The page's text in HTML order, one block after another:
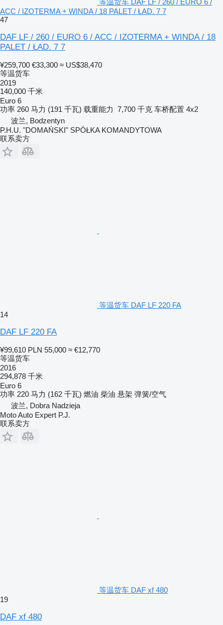
等温货车 DAF LF / 260 / EURO 6 /
ACC / IZOTERMA + WINDA / 18 PALET / ŁAD. 7 7
47
DAF LF / 260 / EURO 6 / ACC / IZOTERMA + WINDA / 18
PALET / ŁAD. 7 7
¥259,700 €33,300 ≈ US$38,470
等温货车
2019
140,000 千米
Euro 6
功率 260 马力 (191 千瓦) 载重能力 7,700 千克 车桥配置 4x2
波兰, Bodzentyn
P.H.U. "DOMAŃSKI" SPÓŁKA KOMANDYTOWA
联系卖方
等温货车 DAF LF 220 FA
14
DAF LF 220 FA
¥99,610 PLN 55,000 ≈ €12,770
等温货车
2016
294,878 千米
Euro 6
功率 220 马力 (162 千瓦) 燃油 柴油 悬架 弹簧/空气
波兰, Dobra Nadzieja
Moto Auto Expert P.J.
联系卖方
等温货车 DAF xf 480
19
DAF xf 480